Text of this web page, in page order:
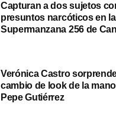
Capturan a dos sujetos
presuntos narcóticos en la
Supermanzana 256 de
Verónica Castro
cambio de look de la
Pepe Gutiérrez